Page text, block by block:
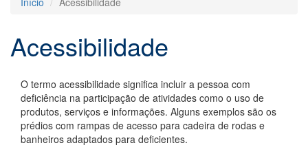
Acessibilidade
O termo acessibilidade significa incluir a pessoa com
deficiência na participação de atividades como o uso de
produtos, serviços e informações. Alguns exemplos são os
prédios com rampas de acesso para cadeira de rodas e
banheiros adaptados para deficientes.